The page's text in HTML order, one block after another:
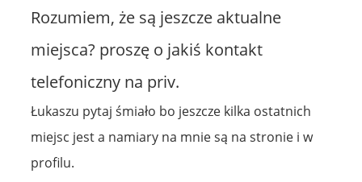
Rozumiem, że są jeszcze aktualne
miejsca? proszę o jakiś kontakt
telefoniczny na priv.
Łukaszu pytaj śmiało bo jeszcze kilka ostatnich
miejsc jest a namiary na mnie są na stronie i w
profilu.